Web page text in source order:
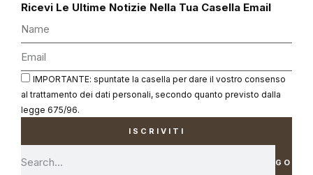
Ricevi Le Ultime Notizie Nella Tua Casella Email
IMPORTANTE: spuntate la casella per dare il vostro consenso
al trattamento dei dati personali, secondo quanto previsto dalla
legge 675/96.
ISCRIVITI
GO